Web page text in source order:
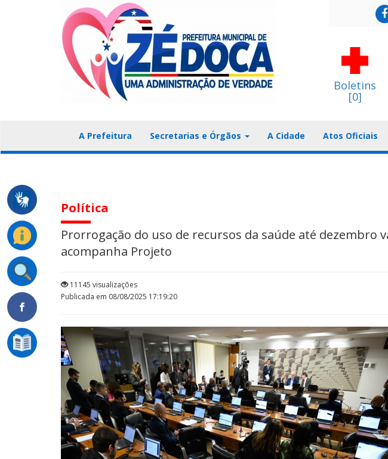
Boletins
[0]
A Prefeitura Secretarias e Órgãos A Cidade Atos Oficiais
Política
Prorrogação do uso de recursos da saúde até dezembro
acompanha Projeto
11145 visualizações
Publicada em 08/08/2025 17:19:20